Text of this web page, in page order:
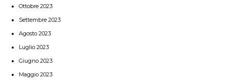
Ottobre 2023
Settembre 2023
Agosto 2023
Luglio 2023
Giugno 2023
Maggio 2023